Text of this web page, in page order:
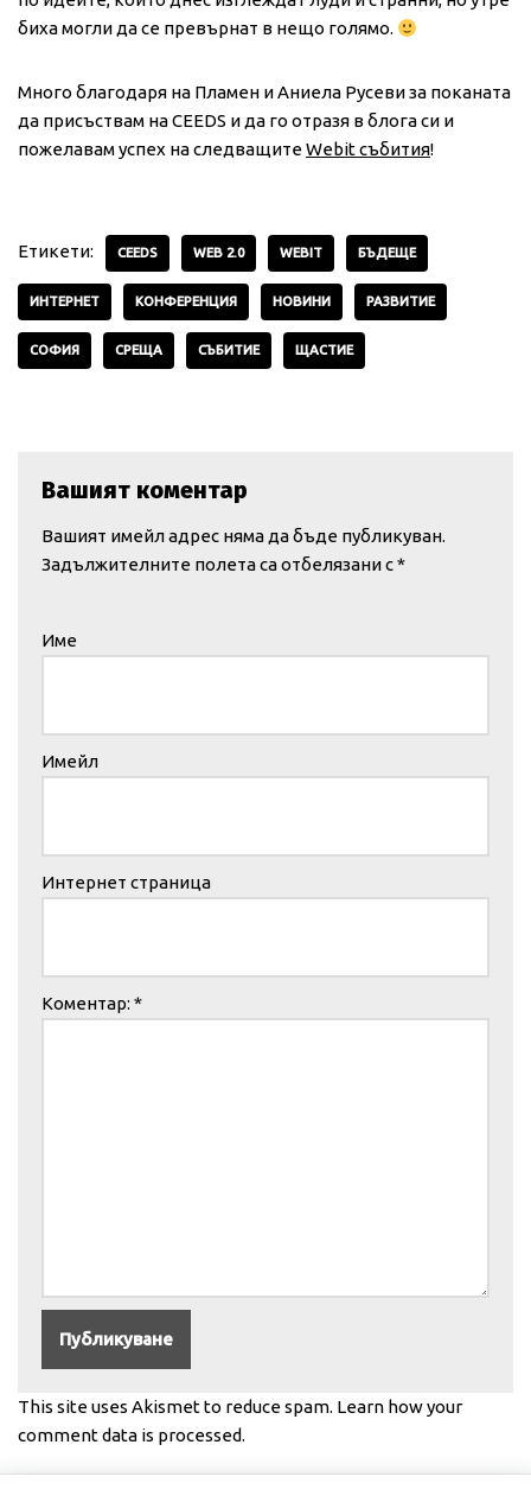
биха могли да се превърнат в нещо голямо.
Много благодаря на Пламен и Аниела Русеви за поканата
да присъствам на CEEDS и да го отразя в блога си и
пожелавам успех на следващитеWebit събития!
Етикети: CEEDS WEB 2.0 WEBIT БЪДЕЩЕ
ИНТЕРНЕТ КОНФЕРЕНЦИЯ НОВИНИ РАЗВИТИЕ
СОФИЯ СРЕЩА СЪБИТИЕ ЩАСТИЕ
Вашият коментар
Вашият имейл адрес няма да бъде публикуван.
Задължителните полета са отбелязани с*
Име
Имейл
Интернет страница
Коментар: *
This site uses Akismet to reduce spam. Learn how your
comment data is processed.